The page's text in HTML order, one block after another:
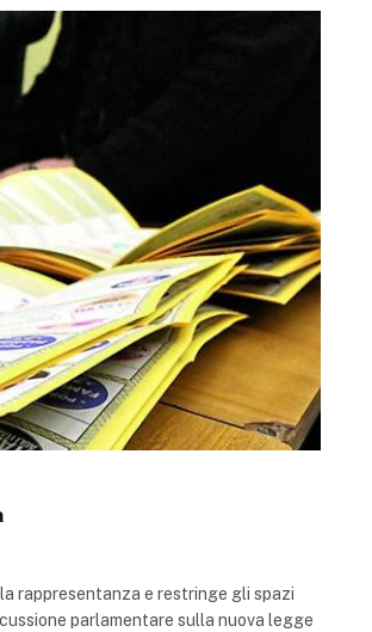
rappresentanza e restringe gli spazi
parlamentare sulla nuova legge